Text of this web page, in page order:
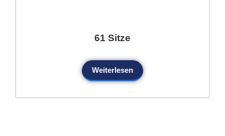
61 Sitze
Weiterlesen